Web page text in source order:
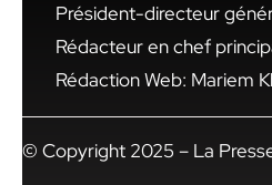
Président-directeur
Rédacteur en chef
Rédaction Web: Mariem
© Copyright 2025 – La